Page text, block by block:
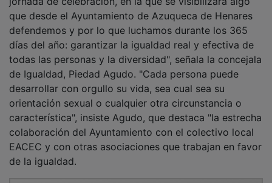
que desde el Ayuntamiento de Azuqueca de Henares
defendemos y por lo que luchamos durante los 365
días del año: garantizar la igualdad real y efectiva de
todas las personas y la diversidad", señala la concejala
de Igualdad, Piedad Agudo. "Cada persona puede
desarrollar con orgullo su vida, sea cual sea su
orientación sexual o cualquier otra circunstancia o
característica", insiste Agudo, que destaca "la estrecha
colaboración del Ayuntamiento con el colectivo local
EACEC y con otras asociaciones que trabajan en favor
de la igualdad.